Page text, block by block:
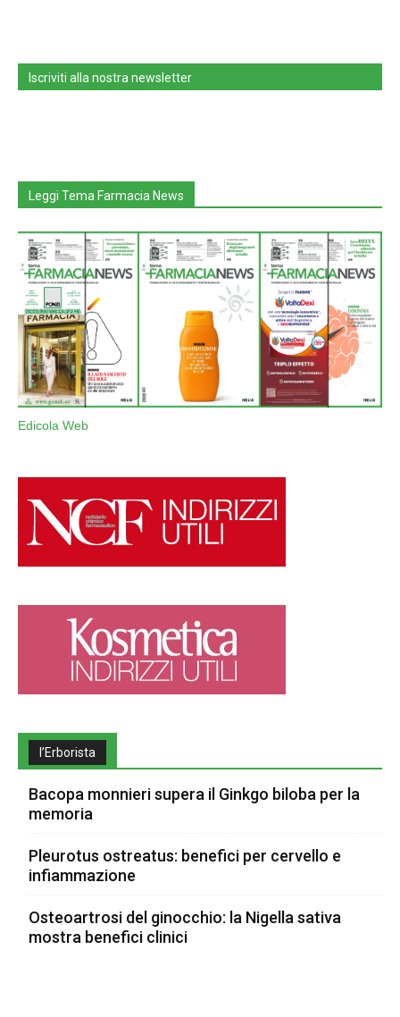
Iscriviti alla nostra newsletter
Leggi Tema Farmacia News
Edicola Web
l’Erborista
Bacopa monnieri supera il Ginkgo biloba per la
memoria
Pleurotus ostreatus: benefici per cervello e
infiammazione
Osteoartrosi del ginocchio: la Nigella sativa
mostra benefici clinici